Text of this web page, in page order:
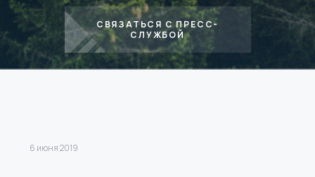
СВЯЗАТЬСЯ С ПРЕСС-
СЛУЖБОЙ
6 июня 2019